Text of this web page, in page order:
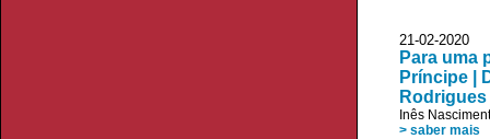
21-02-
Para uma
Príncipe |
Rodrigues
Inês
> saber mais